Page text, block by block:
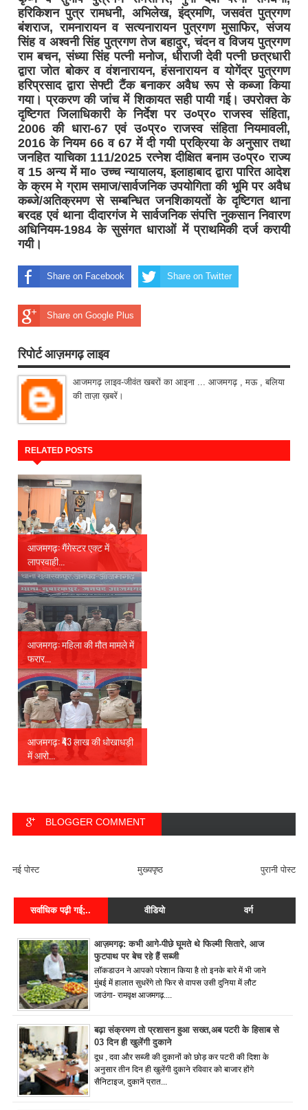
हरिकिशन पुत्र रामधनी, अभिलेख, इंद्रमणि, जसवंत पुत्रगण
बंशराज, रामनारायन व सत्यनारायन पुत्रगण मुसाफिर, संजय
सिंह व अश्वनी सिंह पुत्रगण तेज बहादुर, चंदन व विजय पुत्रगण
राम बचन, संध्या सिंह पत्नी मनोज, धीराजी देवी पत्नी छत्रधारी
द्वारा जोत बोकर व वंशनारायन, हंसनारायन व योगेंद्र पुत्रगण
हरिप्रसाद द्वारा सेफ्टी टैंक बनाकर अवैध रूप से कब्जा किया
गया। प्रकरण की जांच में शिकायत सही पायी गई। उपरोक्त के
दृष्टिगत जिलाधिकारी के निर्देश पर उ०प्र० राजस्व संहिता,
2006 की धारा-67 एवं उ०प्र० राजस्व संहिता नियमावली,
2016 के नियम 66 व 67 में दी गयी प्रक्रिया के अनुसार तथा
जनहित याचिका 111/2025 रत्नेश दीक्षित बनाम उ०प्र० राज्य
व 15 अन्य में मा० उच्च न्यायालय, इलाहाबाद द्वारा पारित आदेश
के क्रम मे ग्राम समाज/सार्वजनिक उपयोगिता की भूमि पर अवैध
कब्जे/अतिक्रमण से सम्बन्धित जनशिकायतों के दृष्टिगत थाना
बरदह एवं थाना दीदारगंज मे सार्वजनिक संपत्ति नुकसान निवारण
अधिनियम-1984 के सुसंगत धाराओं में प्राथमिकी दर्ज करायी
गयी।
Share on Facebook Share on Twitter
Share on Google Plus
रिपोर्ट आज़मगढ़ लाइव
आजमगढ़ लाइव-जीवंत खबरों का आइना ... आजमगढ़ , मऊ , बलिया
की ताज़ा ख़बरें।
RELATED POSTS
आजमगढ़: गैंगेस्टर एक्ट में
लापरवाही...
आजमगढ़: महिला की मौत मामले में
फरार...
आजमगढ़: ₹43 लाख की धोखाधड़ी
में आरो...
BLOGGER COMMENT
नई पोस्ट पुरानी पोस्ट
मुख्यपृष्ठ
सर्वाधिक पढ़ी गई;.. वीडियो वर्ग
आज़मगढ़: कभी आगे-पीछे घूमते थे फिल्मी सितारे, आज
फुटपाथ पर बेच रहे हैं सब्जी
लॉकडाउन ने आपको परेशान किया है तो इनके बारे में भी जाने
मुंबई में हालात सुधरेंगे तो फिर से वापस उसी दुनिया में लौट
जाउंगा- रामवृक्ष आजमगढ़....
बढ़ा संक्रमण तो प्रशासन हुआ सख्त,अब पटरी के हिसाब से
03 दिन ही खुलेंगी दुकाने
दूध , दवा और सब्जी की दुकानों को छोड़ कर पटरी की दिशा के
अनुसार तीन दिन ही खुलेंगी दुकाने रविवार को बाजार होंगे
सैनिटाइज, दुकानें प्रात...